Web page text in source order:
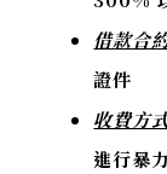
借款合
證件
收費方
進行暴